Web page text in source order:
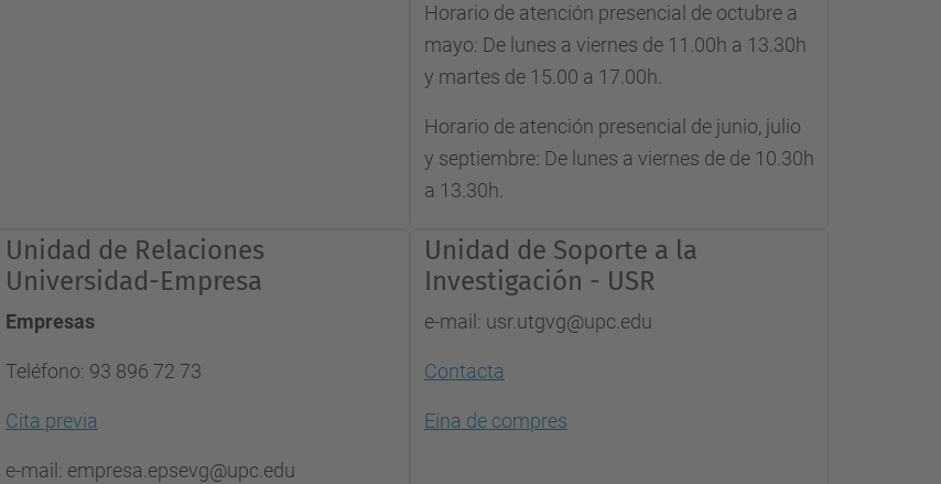
Horario de atención presencial de octubre a
mayo: De lunes a viernes de 11.00h a 13.30h
y martes de 15.00 a 17.00h.
Horario de atención presencial de junio, julio
y septiembre: De lunes a viernes de de 10.30h
a 13.30h.
Unidad de Relaciones
Universidad-Empresa
Empresas
Teléfono: 93 896 72 73
Cita previa
e-mail: empresa.epsevg@upc.edu
Unidad de Soporte a la
Investigación - USR
e-mail: usr.utgvg@upc.edu
Contacta
Eina de compres